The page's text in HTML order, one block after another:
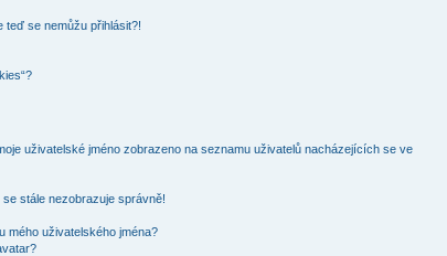
teď se nemůžu přihlásit?!
uživatelské jméno zobrazeno na seznamu uživatelů nacházejících se ve
stále nezobrazuje správně!
mého uživatelského jména?